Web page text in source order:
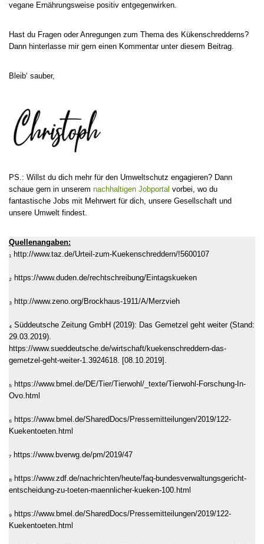
vegane Ernährungsweise positiv entgegenwirken.
Hast du Fragen oder Anregungen zum Thema des Kükenschredderns?
Dann hinterlasse mir gern einen Kommentar unter diesem Beitrag.
Bleib‘ sauber,
PS.: Willst du dich mehr für den Umweltschutz engagieren? Dann
schaue gern in unserem nachhaltigen Jobportal vorbei, wo du
fantastische Jobs mit Mehrwert für dich, unsere Gesellschaft und
unsere Umwelt findest.
Quellenangaben:
₁ http://www.taz.de/Urteil-zum-Kuekenschreddern/!5600107
₂ https://www.duden.de/rechtschreibung/Eintagskueken
₃ http://www.zeno.org/Brockhaus-1911/A/Merzvieh
₄ Süddeutsche Zeitung GmbH (2019): Das Gemetzel geht weiter (Stand:
29.03.2019).
https://www.sueddeutsche.de/wirtschaft/kuekenschreddern-das-
gemetzel-geht-weiter-1.3924618. [08.10.2019].
₅ https://www.bmel.de/DE/Tier/Tierwohl/_texte/Tierwohl-Forschung-In-
Ovo.html
₆ https://www.bmel.de/SharedDocs/Pressemitteilungen/2019/122-
Kuekentoeten.html
₇ https://www.bverwg.de/pm/2019/47
₈ https://www.zdf.de/nachrichten/heute/faq-bundesverwaltungsgericht-
entscheidung-zu-toeten-maennlicher-kueken-100.html
₉ https://www.bmel.de/SharedDocs/Pressemitteilungen/2019/122-
Kuekentoeten.html